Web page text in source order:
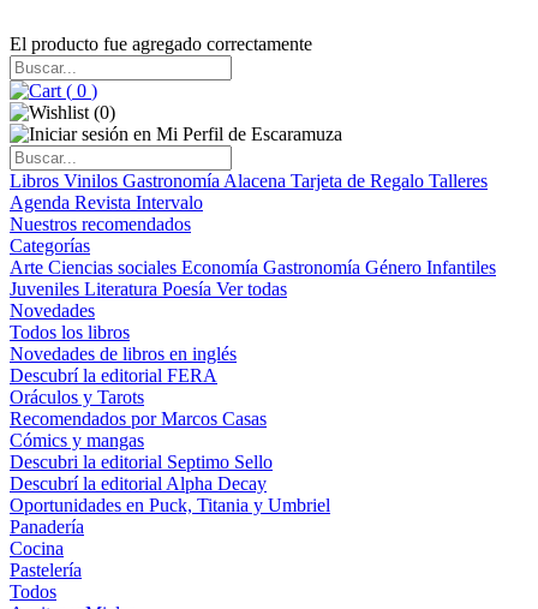
El producto fue agregado correctamente
( 0 )
(0)
Libros Vinilos Gastronomía Alacena Tarjeta de Regalo Talleres
Agenda Revista Intervalo
Nuestros recomendados
Categorías
Arte Ciencias sociales Economía Gastronomía Género Infantiles
Juveniles Literatura Poesía Ver todas
Novedades
Todos los libros
Novedades de libros en inglés
Descubrí la editorial FERA
Oráculos y Tarots
Recomendados por Marcos Casas
Cómics y mangas
Descubri la editorial Septimo Sello
Descubrí la editorial Alpha Decay
Oportunidades en Puck, Titania y Umbriel
Panadería
Cocina
Pastelería
Todos